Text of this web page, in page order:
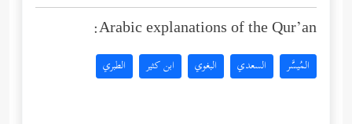
Arabic explanations of the Qur’an:
المُيسَّر السعدي البغوي ابن كثير الطبري